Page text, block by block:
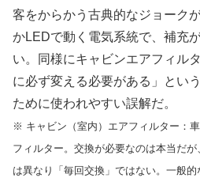
客をからかう古典的なジョーク
かLEDで動く電気系統で、補充
い。同様にキャビンエアフィル
に必ず変える必要がある」とい
ために使われやすい誤解だ。
※ キャビン（室内）エアフィルター：
フィルター。交換が必要なのは本当だ
は異なり「毎回交換」ではない。一般的